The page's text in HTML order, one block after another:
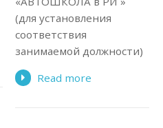
(для установления
соответствия
занимаемой должности)
Read more